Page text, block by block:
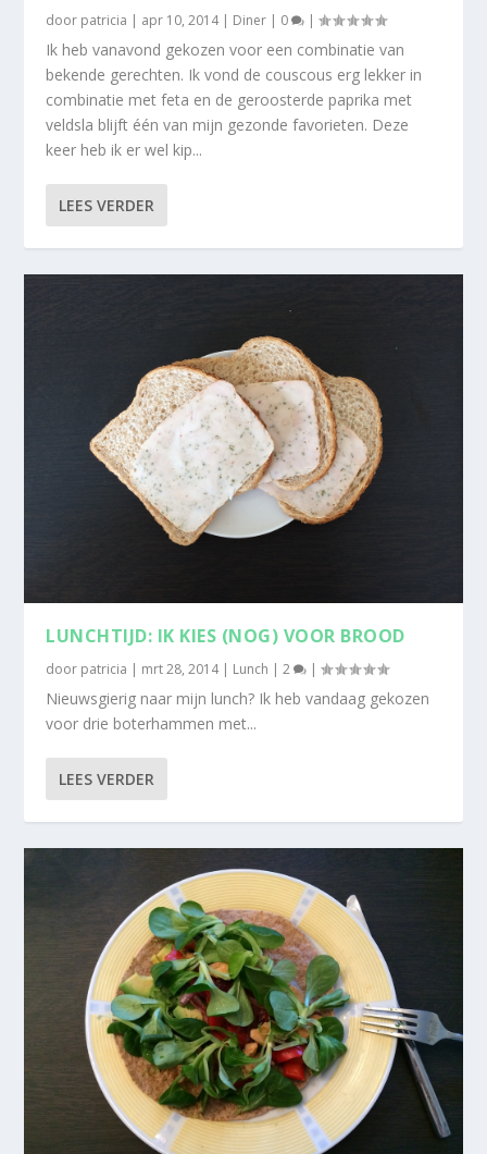
door patricia | apr 10, 2014| Diner | 0 |
Ik heb vanavond gekozen voor een combinatie van
bekende gerechten. Ik vond de couscous erg lekker in
combinatie met feta en de geroosterde paprika met
veldsla blijft één van mijn gezonde favorieten. Deze
keer heb ik er wel kip...
LEES VERDER
LUNCHTIJD: IK KIES (NOG) VOOR BROOD
door patricia | mrt 28, 2014| Lunch |2 |
Nieuwsgierig naar mijn lunch? Ik heb vandaag gekozen
voor drie boterhammen met...
LEES VERDER